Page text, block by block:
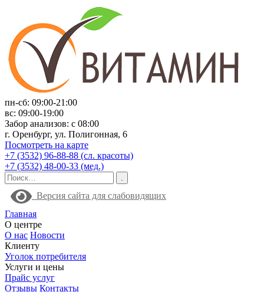
пн-сб: 09:00-21:00
вс: 09:00-19:00
Забор анализов: с 08:00
г. Оренбург, ул. Полигонная, 6
Посмотреть на карте
+7 (3532) 96-88-88 (сл. красоты)
+7 (3532) 48-00-33 (мед.)
Версия сайта для слабовидящих
Главная
О центре
О нас Новости
Клиенту
Уголок потребителя
Услуги и цены
Прайс услуг
Отзывы Контакты